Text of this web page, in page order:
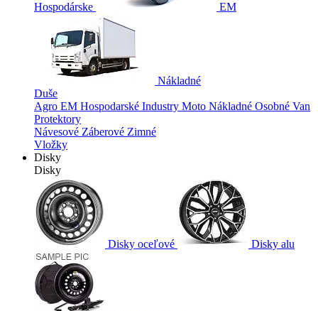
Hospodárske EM
Nákladné
Duše
Agro EM Hospodarské Industry Moto Nákladné Osobné Van
Protektory
Návesové Záberové Zimné
Vložky
Disky
Disky
Disky oceľové Disky alu